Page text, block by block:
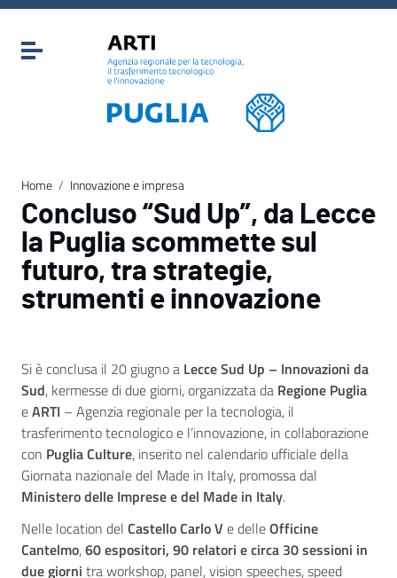
Vai ai contenuti
Vai al menu di navigazione
Vai al footer
Attiva / disattiva la navigazione
Home / Innovazione e impresa
Concluso “Sud Up”, da Lecce
la Puglia scommette sul
futuro, tra strategie,
strumenti e innovazione
Si è conclusa il 20 giugno a Lecce Sud Up – Innovazioni da
Sud, kermesse di due giorni, organizzata da Regione Puglia
eARTI – Agenzia regionale per la tecnologia, il
trasferimento tecnologico e l’innovazione, in collaborazione
con Puglia Culture, inserito nel calendario ufficiale della
Giornata nazionale del Made in Italy, promossa dal
Ministero delle Imprese e del Made in Italy.
Nelle location del Castello Carlo V e delleOfficine
Cantelmo,60 espositori, 90 relatori e circa 30 sessioni in
due giorni tra workshop, panel, vision speeches, speed